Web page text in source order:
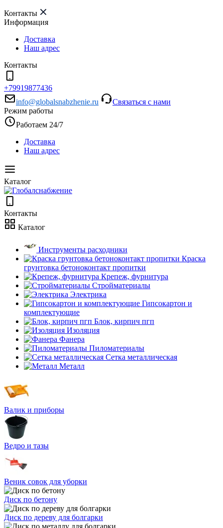
Контакты
Информация
Доставка
Наш адрес
Контакты
+79919877436
info@globalsnabzhenie.ru
Связаться с нами
Режим работы
Работаем 24/7
Доставка
Наш адрес
Каталог
Контакты
Каталог
Инструменты расходники
Краска
грунтовка бетоноконтакт пропитки
Крепеж, фурнитура
Стройматериалы
Электрика
Гипсокартон и
комплектующие
Блок, кирпич пгп
Изоляция
Фанера
Пиломатериалы
Сетка металлическая
Металл
Валик и приборы
Ведро и тазы
Веник совок для уборки
Диск по бетону
Диск по дереву для болгарки